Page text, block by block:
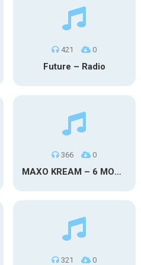
421 0
Future – Radio
366 0
MAXO KREAM – 6 MONTHS CLEAN
321 0